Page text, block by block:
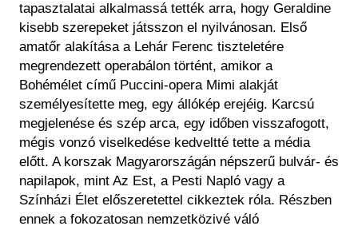
tapasztalatai alkalmassá tették arra, hogy Geraldine
kisebb szerepeket játsszon el nyilvánosan. Első
amatőr alakítása a Lehár Ferenc tiszteletére
megrendezett operabálon történt, amikor a
Bohémélet című Puccini-opera Mimi alakját
személyesítette meg, egy állókép erejéig. Karcsú
megjelenése és szép arca, egy időben visszafogott,
mégis vonzó viselkedése kedveltté tette a média
előtt. A korszak Magyarországán népszerű bulvár- és
napilapok, mint Az Est, a Pesti Napló vagy a
Színházi Élet előszeretettel cikkeztek róla. Részben
ennek a fokozatosan nemzetközivé váló